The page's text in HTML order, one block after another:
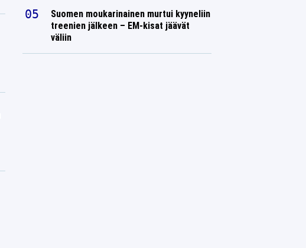
Suomen moukarinainen murtui kyyneliin
treenien jälkeen – EM-kisat jäävät
väliin